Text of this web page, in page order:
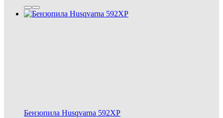
Бензопила Husqvarna 592XP